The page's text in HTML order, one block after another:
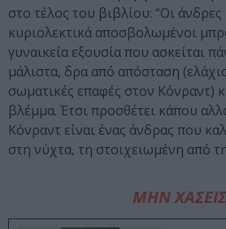
στο τέλος του βιβλίου: “Οι
κυριολεκτικά αποσβολωμένοι
γυναικεία εξουσία που ασκείται
μάλιστα, δρα από απόσταση
σωματικές επαφές στον Κόνραντ)
βλέμμα. Έτσι προσθέτει κάπου
Κόνραντ είναι ένας άνδρας που
στη νύχτα, τη στοιχειωμένη από
ΜΗΝ